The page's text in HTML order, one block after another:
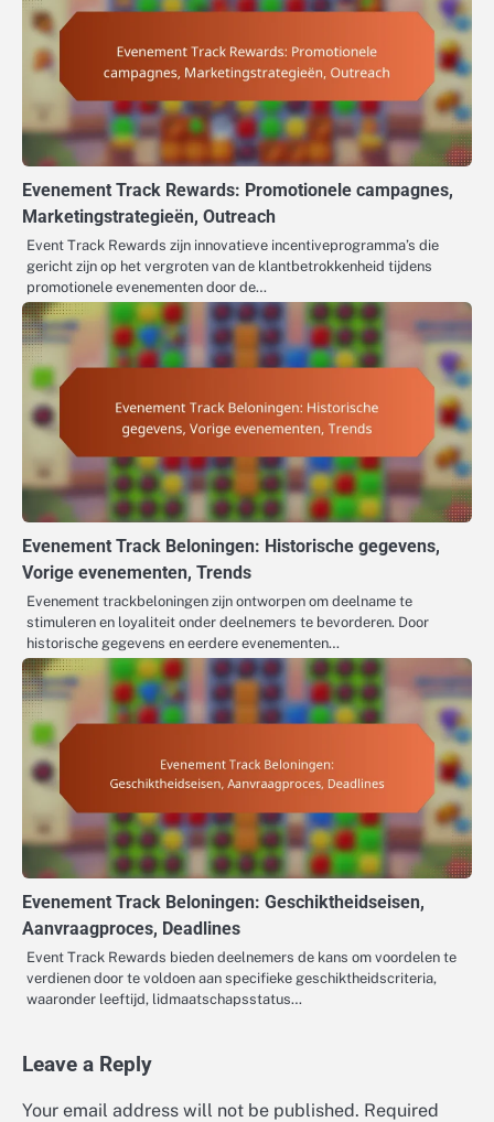
Evenement Track Rewards: Promotionele campagnes,
Marketingstrategieën, Outreach
Event Track Rewards zijn innovatieve incentiveprogramma’s die
gericht zijn op het vergroten van de klantbetrokkenheid tijdens
promotionele evenementen door de…
Evenement Track Beloningen: Historische gegevens,
Vorige evenementen, Trends
Evenement trackbeloningen zijn ontworpen om deelname te
stimuleren en loyaliteit onder deelnemers te bevorderen. Door
historische gegevens en eerdere evenementen…
Evenement Track Beloningen: Geschiktheidseisen,
Aanvraagproces, Deadlines
Event Track Rewards bieden deelnemers de kans om voordelen te
verdienen door te voldoen aan specifieke geschiktheidscriteria,
waaronder leeftijd, lidmaatschapsstatus…
Leave a Reply
Your email address will not be published. Required